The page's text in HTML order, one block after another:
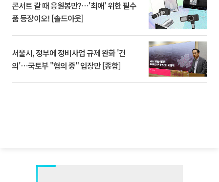
콘서트 갈 때 응원봉만?⋯'최애' 위한 필수
품 등장이오! [솔드아웃]
서울시, 정부에 정비사업 규제 완화 '건
의'⋯국토부 "협의 중" 입장만 [종합]